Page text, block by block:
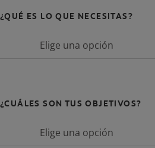
¿QUÉ ES LO QUE NECESITAS?
Elige una opción
¿CUÁLES SON TUS OBJETIVOS?
Elige una opción